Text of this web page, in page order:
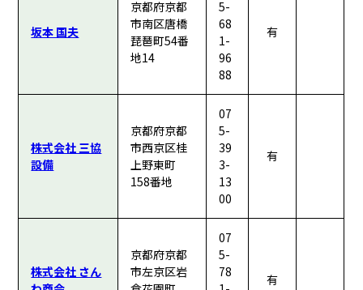
坂本 国夫
京都府京都
市南区唐橋
琵琶町54番
地14
5-
68
1-
96
88
有
株式会社 三協
設備
京都府京都
市西京区桂
上野東町
158番地
07
5-
39
3-
13
00
有
株式会社 さん
京都府京都
市左京区岩
07
5-
78
有